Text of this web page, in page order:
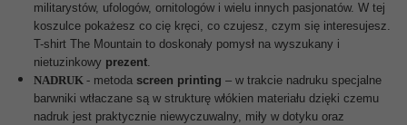
militarystów, ufologów, ornitologów i wielu innych pasjonatów. W tej
koszulce pokażesz co cię kręci, co czujesz, czym się interesujesz.
T-shirt The Mountain to doskonały pomysł na wyszukany i
nietuzinkowy prezent.
NADRUK - metoda screen printing – w trakcie nadruku specjalne
barwniki wtłaczane są w strukturę włókien materiału dzięki czemu
nadruk jest praktycznie niewyczuwalny, miły w dotyku oraz